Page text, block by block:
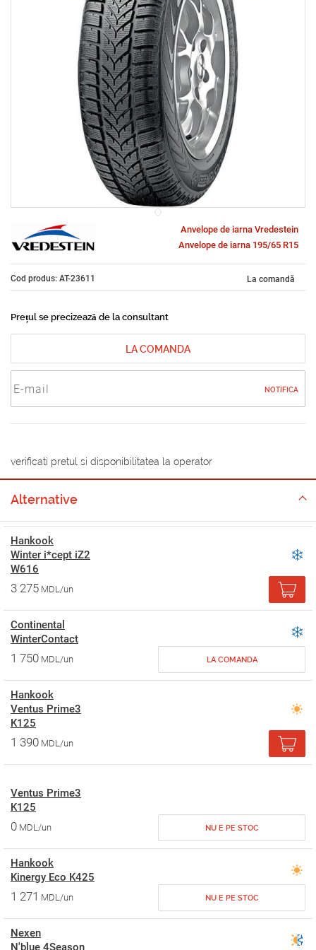
Anvelope de iarna Vredestein
Anvelope de iarna 195/65 R15
Cod produs: AT-23611 La comandă
Prețul se precizează de la consultant
LA COMANDA
NOTIFICA
verificati pretul si disponibilitatea la operator
Alternative
Hankook
Winter i*cept iZ2
W616
3 275 MDL/un
Continental
WinterContact
1 750 MDL/un LA COMANDA
Hankook
Ventus Prime3
K125
1 390 MDL/un
Ventus Prime3
K125
0 MDL/un NU E PE STOC
Hankook
Kinergy Eco K425
1 271 MDL/un NU E PE STOC
Nexen
N'blue 4Season